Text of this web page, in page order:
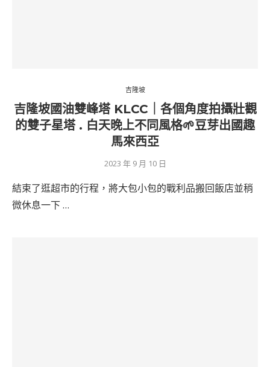
吉隆坡
吉隆坡國油雙峰塔 KLCC｜各個角度拍攝壯觀
的雙子星塔 . 白天晚上不同風格🌱豆芽出國趣
馬來西亞
2023 年 9 月 10 日
結束了逛超市的行程，將大包小包的戰利品搬回飯店並稍
微休息一下 …